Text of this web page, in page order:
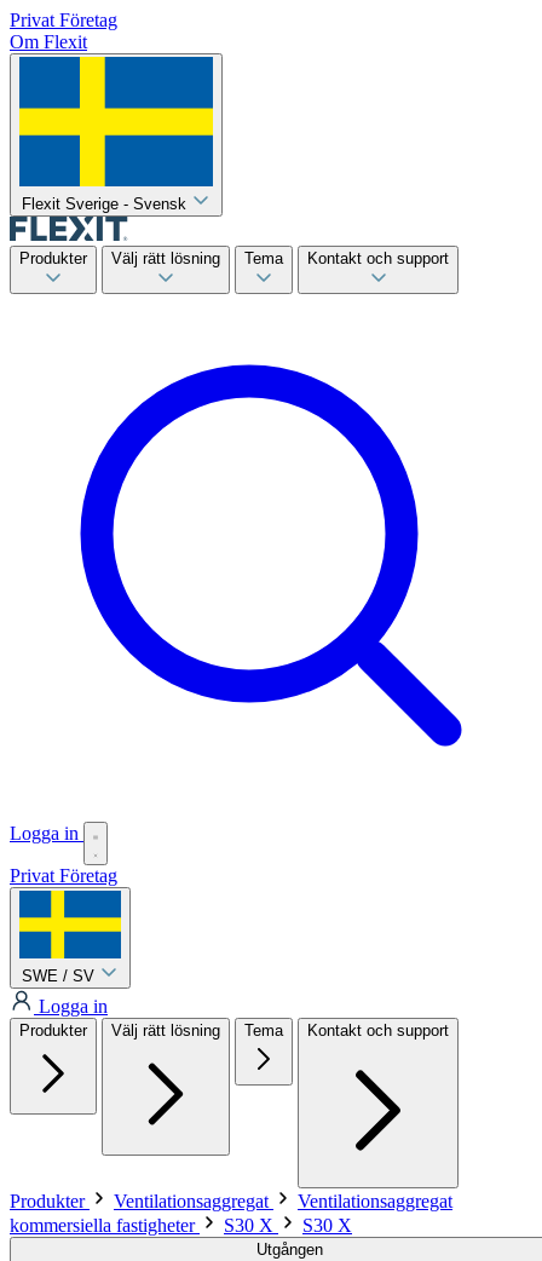
Privat Företag
Om Flexit
Flexit Sverige - Svensk
Produkter Välj rätt lösning Tema Kontakt och support
Logga in
Privat Företag
SWE / SV
Logga in
Produkter Välj rätt lösning Tema Kontakt och support
Produkter Ventilationsaggregat
Ventilationsaggregat
kommersiella fastigheter
S30 X S30 X
Utgången